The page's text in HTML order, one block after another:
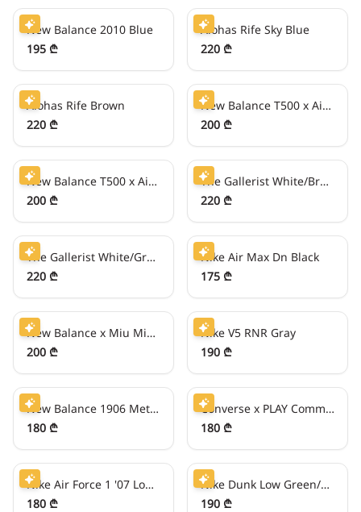
New Balance 2010 Blue
195 ₾
Alohas Rife Sky Blue
220 ₾
55₾/თვეში
Alohas Rife Brown
220 ₾
50₾/თვეში
New Balance T500 x Aimé Leon Dore White/Green
200 ₾
50₾/თვეში
New Balance T500 x Aimé Leon Dore White/Black
200 ₾
55₾/თვეში
The Gallerist White/Brown
220 ₾
55₾/თვეში
The Gallerist White/Green V3
220 ₾
43₾/თვეში
Nike Air Max Dn Black
175 ₾
50₾/თვეში
New Balance x Miu Miu 530 Gray
200 ₾
47₾/თვეში
Nike V5 RNR Gray
190 ₾
45₾/თვეში
New Balance 1906 Metallic Blue
180 ₾
45₾/თვეში
Converse x PLAY Comme des Garçons Chuck 70 Low
180 ₾
45₾/თვეში
Nike Air Force 1 '07 Low Light Brown
180 ₾
47₾/თვეში
Nike Dunk Low Green/White
190 ₾